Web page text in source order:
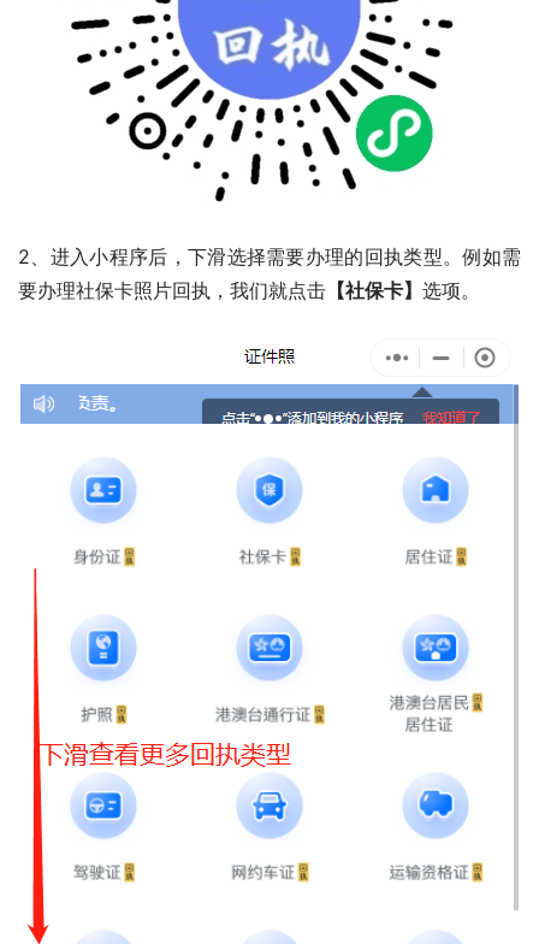
2、进入小程序后，下滑选择需要办理的回执类型。例如需
要办理社保卡照片回执，我们就点击 【社保卡】 选项。